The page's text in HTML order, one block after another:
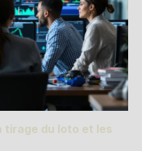
tirage du loto et les